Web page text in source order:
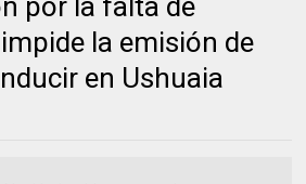
la emisión de
en Ushuaia